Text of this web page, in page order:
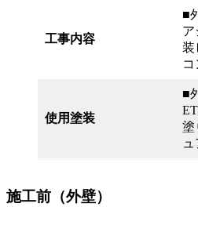
工事内容
■
ア
装
コ
使用塗装
■
塗
施工前（外壁）